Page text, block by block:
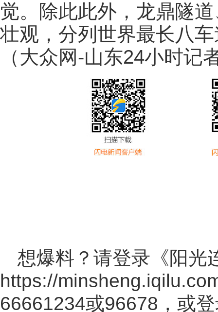
觉。除此此外，龙鼎隧
壮观，分列世界最长八
（大众网-山东24小时记
想爆料？请登录《阳光
https://
66661234或96678，或